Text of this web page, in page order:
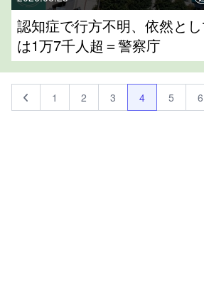
認知症で行方不明、依然と
は1万7千人超＝警察庁
1 2 3 4 5 6